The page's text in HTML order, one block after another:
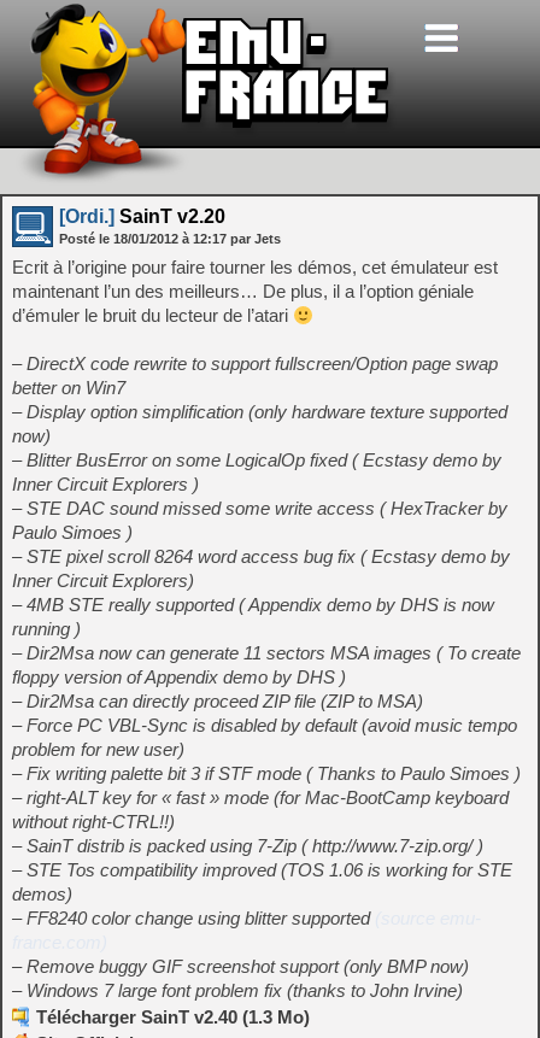
[Ordi.] SainT v2.20
Posté le 18/01/2012 à 12:17 par Jets
Ecrit à l’origine pour faire tourner les démos, cet émulateur est
maintenant l’un des meilleurs… De plus, il a l’option géniale
d’émuler le bruit du lecteur de l’atari
– DirectX code rewrite to support fullscreen/Option page swap
better on Win7
– Display option simplification (only hardware texture supported
now)
– Blitter BusError on some LogicalOp fixed ( Ecstasy demo by
Inner Circuit Explorers )
– STE DAC sound missed some write access ( HexTracker by
Paulo Simoes )
– STE pixel scroll 8264 word access bug fix ( Ecstasy demo by
Inner Circuit Explorers)
– 4MB STE really supported ( Appendix demo by DHS is now
running )
– Dir2Msa now can generate 11 sectors MSA images ( To create
floppy version of Appendix demo by DHS )
– Dir2Msa can directly proceed ZIP file (ZIP to MSA)
– Force PC VBL-Sync is disabled by default (avoid music tempo
problem for new user)
– Fix writing palette bit 3 if STF mode ( Thanks to Paulo Simoes )
– right-ALT key for « fast » mode (for Mac-BootCamp keyboard
without right-CTRL!!)
– SainT distrib is packed using 7-Zip ( http://www.7-zip.org/ )
– STE Tos compatibility improved (TOS 1.06 is working for STE
demos)
– FF8240 color change using blitter supported(source emu-
– Remove buggy GIF screenshot support (only BMP now)
– Windows 7 large font problem fix (thanks to John Irvine)
Télécharger SainT v2.40 (1.3 Mo)